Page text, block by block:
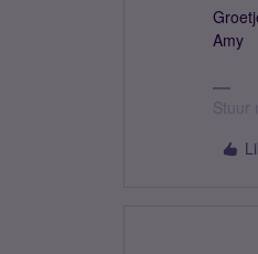
Amy
Stuur